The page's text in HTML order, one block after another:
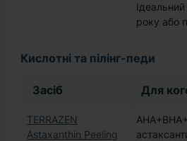
року або
Кислотні та пілінг-педи
Засіб Для
TERRAZEN
Astaxanthin Peeling